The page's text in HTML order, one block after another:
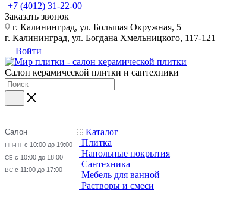
+7 (4012) 31-22-00
Заказать звонок
г. Калининград, ул. Большая Окружная, 5
г. Калининград, ул. Богдана Хмельницкого, 117-121
Войти
Салон керамической плитки и сантехники
Салон
ПН-ПТ с 10:00 до 19:00
СБ с 10:00 до 18:00
ВС с 11:00 до 17:00
Каталог
Плитка
Напольные покрытия
Сантехника
Мебель для ванной
Растворы и смеси